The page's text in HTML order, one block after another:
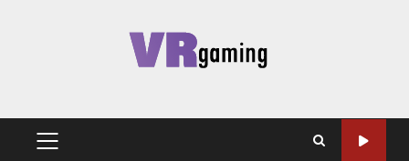
PRIMARY